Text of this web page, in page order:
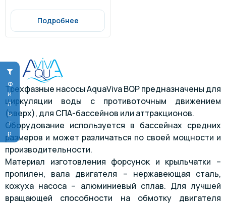
Фильтр
Подробнее
Трехфазные насосы AquaViva BQP предназначены для
циркуляции воды с противоточным движением
(вверх), для СПА-бассейнов или аттракционов.
Оборудование используется в бассейнах средних
размеров и может различаться по своей мощности и
производительности.
Материал изготовления форсунок и крыльчатки –
пропилен, вала двигателя – нержавеющая сталь,
кожуха насоса – алюминиевый сплав. Для лучшей
вращающей способности на обмотку двигателя